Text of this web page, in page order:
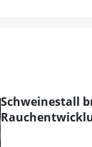
Schweinestall